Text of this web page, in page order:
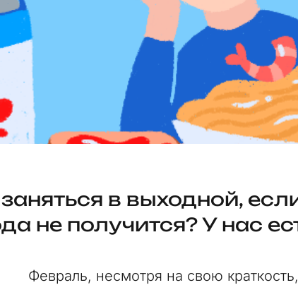
в выходной,
не получится? У нас
Февраль, несмотря на свою